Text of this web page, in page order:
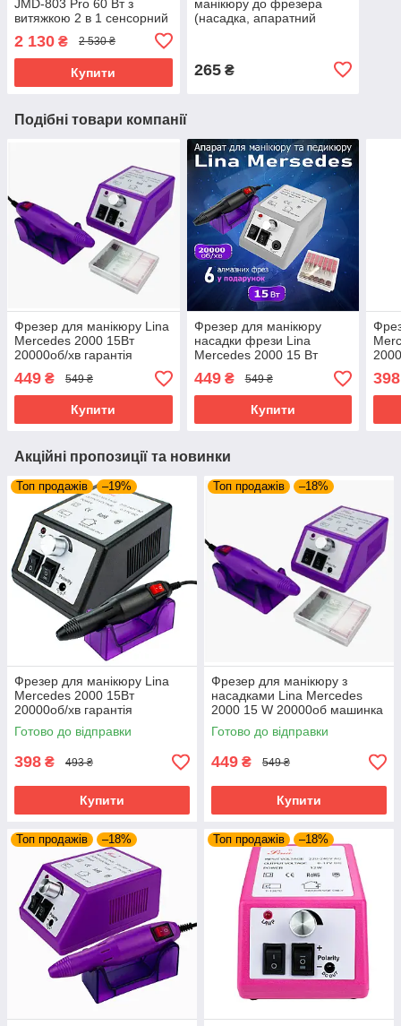
JMD-803 Pro 60 Вт з
витяжкою 2 в 1 сенсорний
зняття гель лаку з
фрезами
2 130 ₴ 2 530 ₴
Купити
манікюру до фрезера
(насадка, апаратний
265₴
Подібні товари компанії
Фрезер для манікюру Lina
Mercedes 2000 15Вт
20000об/хв гарантія
потужний професійний
манікюрний фрезер Ліна
449 ₴ 549 ₴
Купити
Фрезер для манікюру
насадки фрези Lina
Mercedes 2000 15 Вт
20000об/хв потужний
манікюрний фрейзер Ліна
449₴ 549 ₴
Купити
398
Акційні пропозиції та новинки
Топ продажів –19%
Фрезер для манікюру Lina
Mercedes 2000 15Вт
20000об/хв гарантія
потужний професійний
манікюрний фрезер Ліна
Готово до відправки
398 ₴ 493 ₴
Купити
Топ продажів –18%
Фрезер для манікюру з
насадками Lina Mercedes
2000 15 W 20000об машинка
для нігтів шліфування лаку
makeup фрейзер
Готово до відправки
449 ₴ 549 ₴
Купити
Топ продажів –18% Топ продажів –18%